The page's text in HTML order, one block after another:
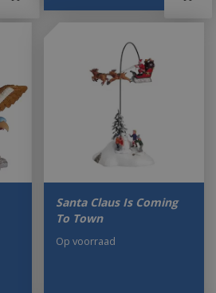
Santa Claus Is Coming
To Town
Op voorraad